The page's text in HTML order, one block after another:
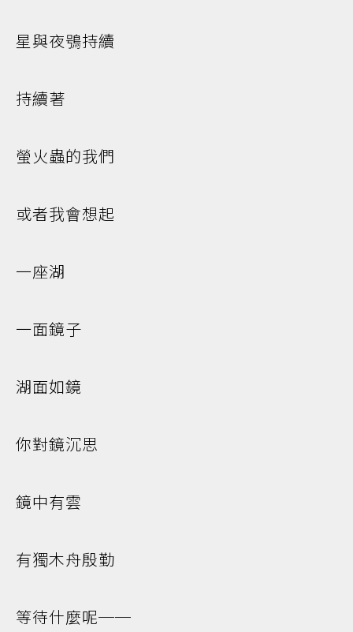
星與夜鴞持續
持續著
螢火蟲的我們
或者我會想起
一座湖
一面鏡子
湖面如鏡
你對鏡沉思
鏡中有雲
有獨木舟殷勤
等待什麼呢──